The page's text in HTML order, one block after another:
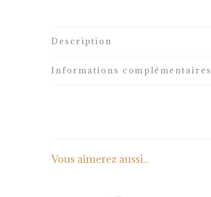
Description
Informations complémentaires
Vous aimerez aussi...